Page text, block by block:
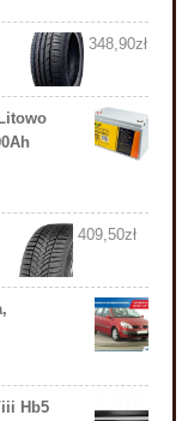
348,90zł
409,50zł
Hb5